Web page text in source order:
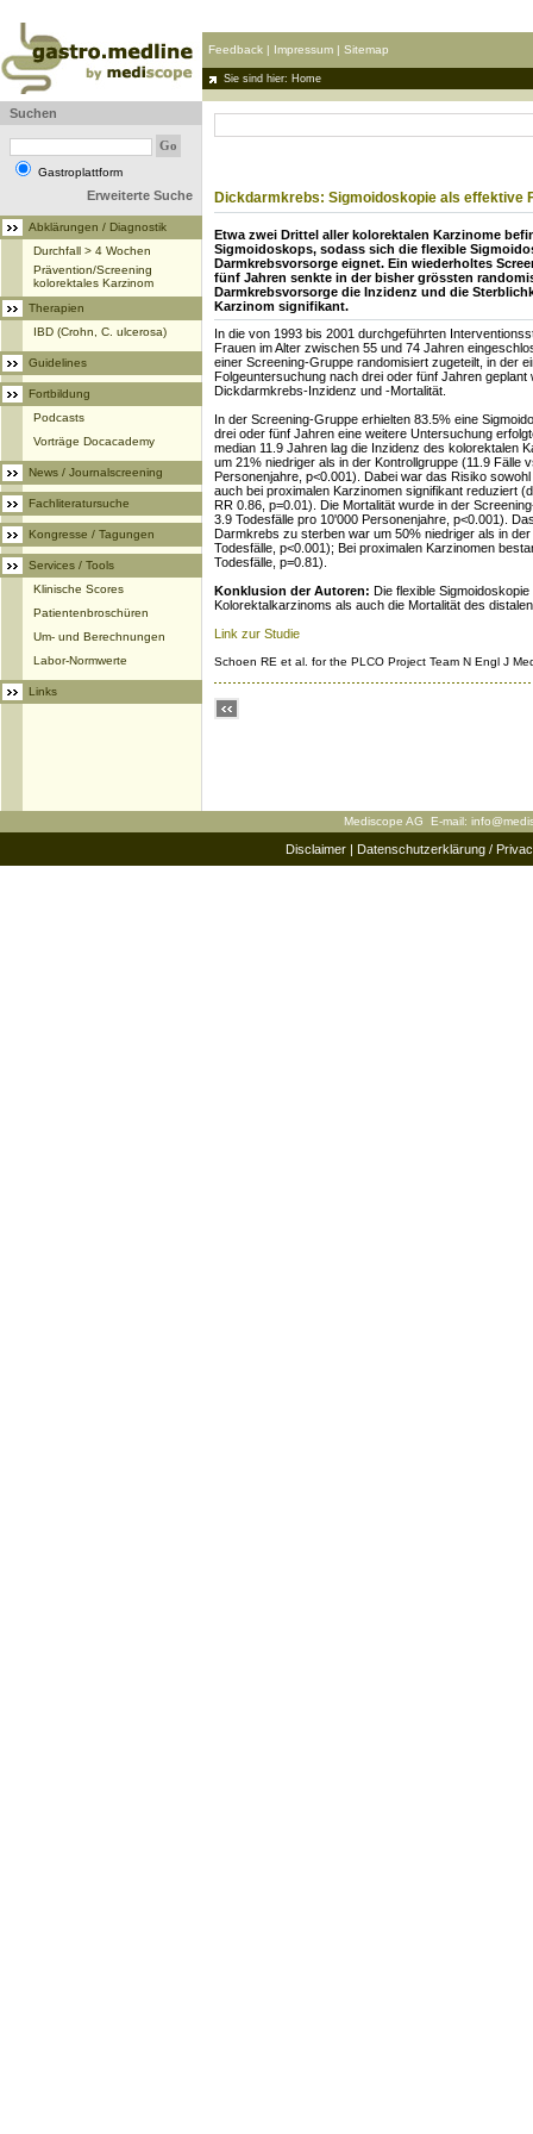
Feedback | Impressum | Sitemap
Sie sind hier: Home
Suchen
Gastroplattform
Erweiterte Suche
Abklärungen / Diagnostik
Durchfall > 4 Wochen
Prävention/Screening
kolorektales Karzinom
Therapien
IBD (Crohn, C. ulcerosa)
Guidelines
Fortbildung
Podcasts
Vorträge Docacademy
News / Journalscreening
Fachliteratursuche
Kongresse / Tagungen
Services / Tools
Klinische Scores
Patientenbroschüren
Um- und Berechnungen
Labor-Normwerte
Links
Dickdarmkrebs: Sigmoidoskopie als effektive
Etwa zwei Drittel aller kolorektalen Karzinome
Sigmoidoskops, sodass sich die flexible
Darmkrebsvorsorge eignet. Ein wiederholtes
fünf Jahren senkte in der bisher grössten
Darmkrebsvorsorge die Inzidenz und die
Karzinom signifikant.
In die von 1993 bis 2001 durchgeführten
Frauen im Alter zwischen 55 und 74 Jahren
einer Screening-Gruppe randomisiert zugeteilt, in der
Folgeuntersuchung nach drei oder fünf Jahren geplant
Dickdarmkrebs-Inzidenz und -Mortalität.
In der Screening-Gruppe erhielten 83.5% eine
drei oder fünf Jahren eine weitere Untersuchung
median 11.9 Jahren lag die Inzidenz des kolorektalen
um 21% niedriger als in der Kontrollgruppe (11.9 Fälle
Personenjahre, p<0.001). Dabei war das Risiko
auch bei proximalen Karzinomen signifikant reduziert
RR 0.86, p=0.01). Die Mortalität wurde in der
3.9 Todesfälle pro 10'000 Personenjahre, p<0.001).
Darmkrebs zu sterben war um 50% niedriger als in
Todesfälle, p<0.001); Bei proximalen Karzinomen
Todesfälle, p=0.81).
Konklusion der Autoren: Die flexible
Kolorektalkarzinoms als auch die Mortalität des
Link zur Studie
Schoen RE et al. for the PLCO Project Team N Engl J
Mediscope AG E-mail:
Disclaimer| Datenschutzerklärung /